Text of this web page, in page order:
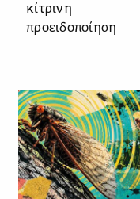
κίτρινη
προειδοποίηση